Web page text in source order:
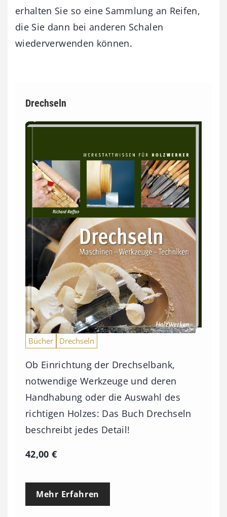
erhalten Sie so eine Sammlung an Reifen,
die Sie dann bei anderen Schalen
wiederverwenden können.
Drechseln
Bücher Drechseln
Ob Einrichtung der Drechselbank,
notwendige Werkzeuge und deren
Handhabung oder die Auswahl des
richtigen Holzes: Das Buch Drechseln
beschreibt jedes Detail!
42,00€
Mehr Erfahren